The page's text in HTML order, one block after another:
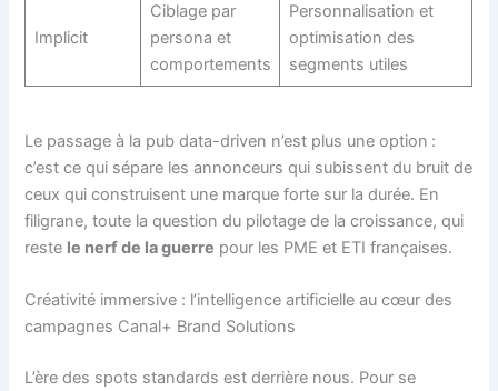
Implicit
Ciblage par
persona et
comportements
Personnalisation et
optimisation des
segments utiles
Le passage à la pub data-driven n’est plus une option :
c’est ce qui sépare les annonceurs qui subissent du bruit de
ceux qui construisent une marque forte sur la durée. En
filigrane, toute la question du pilotage de la croissance, qui
reste le nerf de la guerre pour les PME et ETI françaises.
Créativité immersive : l’intelligence artificielle au cœur des
campagnes Canal+ Brand Solutions
L’ère des spots standards est derrière nous. Pour se